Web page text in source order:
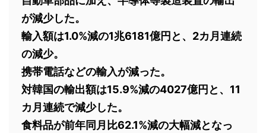
が減少した。
輸入額は1.0%減の1兆6181億円と、2カ月連続
の減少。
携帯電話などの輸入が減った。
対韓国の輸出額は15.9%減の4027億円と、11
カ月連続で減少した。
食料品が前年同月比62.1%減の大幅減となっ